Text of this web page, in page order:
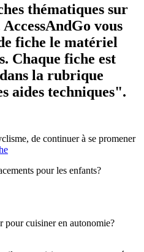
thématiques sur
vous
fiche le matériel
Chaque fiche est
la rubrique
aides techniques".
de continuer à se promener
pour les enfants?
pour cuisiner en autonomie?